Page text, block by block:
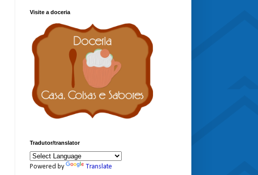
Visite a doceria
Tradutor/translator
Powered by Translate